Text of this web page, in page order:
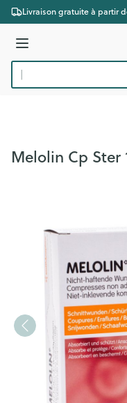
Aller au contenu
Livraison gratuite à partir
Menu
Rechercher
Melolin Cp Ster